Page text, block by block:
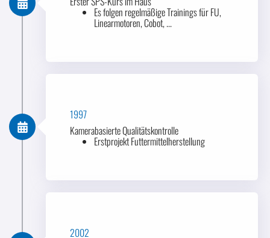
Es folgen regelmäßige Trainings für FU,
Linearmotoren, Cobot, ...
1997
Kamerabasierte Qualitätskontrolle
Erstprojekt Futtermittelherstellung
2002